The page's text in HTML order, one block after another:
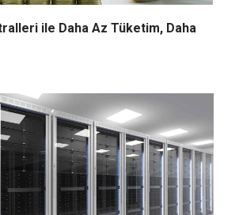
ile Daha Az Tüketim, Daha